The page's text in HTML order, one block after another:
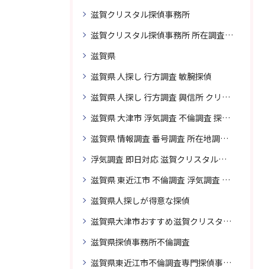
滋賀クリスタル探偵事務所
滋賀クリスタル探偵事務所 所在調査 得意
滋賀県
滋賀県 人探し 行方調査 敏腕探偵
滋賀県 人探し 行方調査 興信所 クリスタル探偵がおすすめ
滋賀県 大津市 浮気調査 不倫調査 探偵 探偵事務所 素行調査 企業調査 興信所
滋賀県 情報調査 番号調査 所在地調査 企業調査 探偵事務所
浮気調査 即日対応 滋賀クリスタル探偵事務所
滋賀県 東近江市 不倫調査 浮気調査 探偵 探偵事務所 無料相談 調査料金
滋賀県人探しが得意な探偵
滋賀県大津市おすすめ滋賀クリスタル探偵事務所
滋賀県探偵事務所不倫調査
滋賀県東近江市不倫調査専門探偵事務所